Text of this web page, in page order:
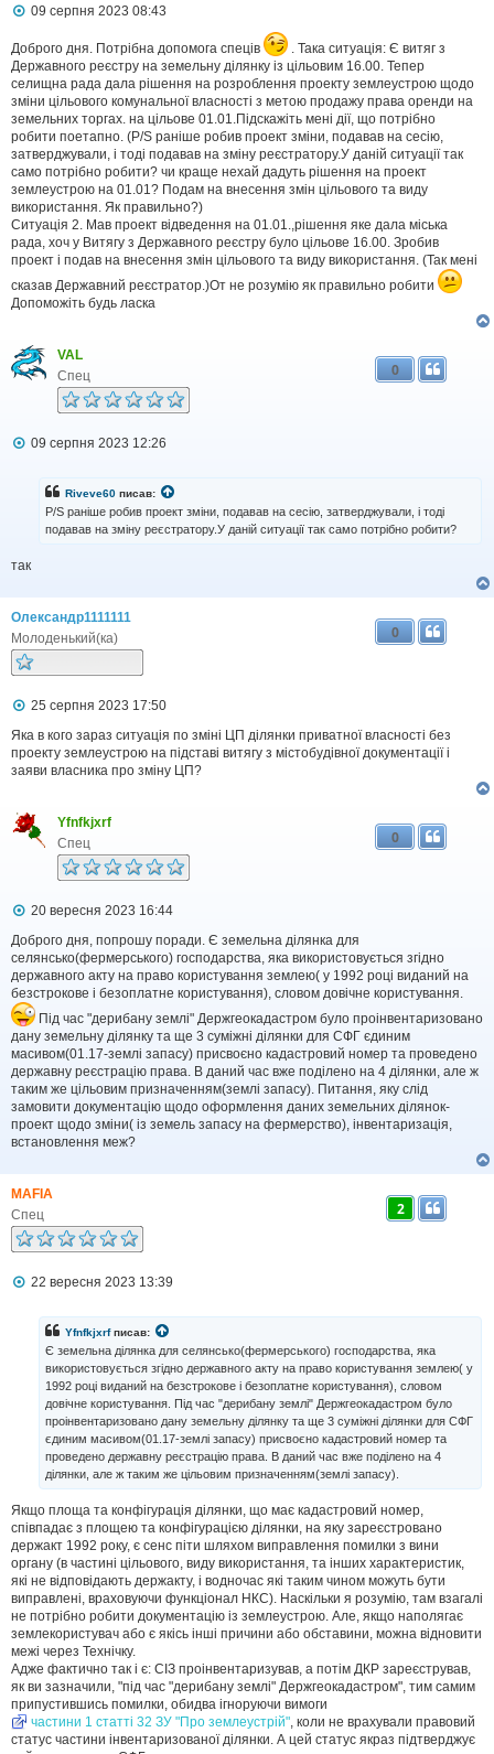
П
в
і
д
о
м
л
е
н
н
я
09 серпня 2023 08:43
Доброго дня. Потрібна допомога спеців
. Така ситуація: Є витяг з
Державного реєстру на земельну ділянку із цільовим 16.00. Тепер
селищна рада дала рішення на розроблення проекту землеустрою щодо
зміни цільового комунальної власності з метою продажу права оренди на
земельних торгах. на цільове 01.01.Підскажіть мені дії, що потрібно
робити поетапно. (P/S раніше робив проект зміни, подавав на сесію,
затверджували, і тоді подавав на зміну реєстратору.У даній ситуації так
само потрібно робити? чи краще нехай дадуть рішення на проект
землеустрою на 01.01? Подам на внесення змін цільового та виду
використання. Як правильно?)
Ситуація 2. Мав проект відведення на 01.01.,рішення яке дала міська
рада, хоч у Витягу з Державного реєстру було цільове 16.00. Зробив
проект і подав на внесення змін цільового та виду використання. (Так мені
сказав Державний реєстратор.)От не розумію як правильно робити
Допоможіть будь ласка
VAL
Спец
0
П
е
я
09 серпня 2023 12:26
Riveve60 писав:
P/S раніше робив проект зміни, подавав на сесію, затверджували, і тоді
подавав на зміну реєстратору.У даній ситуації так само потрібно робити?
так
Олександр1111111
Молоденький(ка)
0
П
в
і
д
л
е
н
25 серпня 2023 17:50
Яка в кого зараз ситуація по зміні ЦП ділянки приватної власності без
проекту землеустрою на підставі витягу з містобудівної документації і
заяви власника про зміну ЦП?
Yfnfkjxrf
Спец
0
П
в
і
д
о
м
л
е
н
я
20 вересня 2023 16:44
Доброго дня, попрошу поради. Є земельна ділянка для
селянсько(фермерського) господарства, яка використовується згідно
державного акту на право користування землею( у 1992 році виданий на
безстрокове і безоплатне користування), словом довічне користування.
Під час "дерибану землі" Держгеокадастром було проінвентаризовано
дану земельну ділянку та ще 3 суміжні ділянки для СФГ єдиним
масивом(01.17-землі запасу) присвоєно кадастровий номер та проведено
державну реєстрацію права. В даний час вже поділено на 4 ділянки, але ж
таким же цільовим призначенням(землі запасу). Питання, яку слід
замовити документацію щодо оформлення даних земельних ділянок-
проект щодо зміни( із земель запасу на фермерство), інвентаризація,
встановлення меж?
MAFIA
Спец
2
П
22 вересня 2023 13:39
Yfnfkjxrfписав:
Є земельна ділянка для селянсько(фермерського) господарства, яка
використовується згідно державного акту на право користування землею( у
1992 році виданий на безстрокове і безоплатне користування), словом
довічне користування. Під час "дерибану землі" Держгеокадастром було
проінвентаризовано дану земельну ділянку та ще 3 суміжні ділянки для СФГ
єдиним масивом(01.17-землі запасу) присвоєно кадастровий номер та
проведено державну реєстрацію права. В даний час вже поділено на 4
ділянки, але ж таким же цільовим призначенням(землі запасу).
Якщо площа та конфігурація ділянки, що має кадастровий номер,
співпадає з площею та конфігурацією ділянки, на яку зареєстровано
держакт 1992 року, є сенс піти шляхом виправлення помилки з вини
органу (в частині цільового, виду використання, та інших характеристик,
які не відповідають держакту, і водночас які таким чином можуть бути
виправлені, враховуючи функціонал НКС). Наскільки я розумію, там взагалі
не потрібно робити документацію із землеустрою. Але, якщо наполягає
землекористувач або є якісь інші причини або обставини, можна відновити
межі через Технічку.
Адже фактично так і є: СІЗ проінвентаризував, а потім ДКР зареєстрував,
як ви зазначили, "під час "дерибану землі" Держгеокадастром", тим самим
припустившись помилки, обидва ігноруючи вимоги
частини 1 статті 32 ЗУ "Про землеустрій", коли не врахували правовий
статус частини інвентаризованої ділянки. А цей статус якраз підтверджує